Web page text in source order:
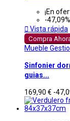
¡En
-47,09%
 Vista rápida
Compra
Mueble
Sinfonier
guias...
169,90 € -